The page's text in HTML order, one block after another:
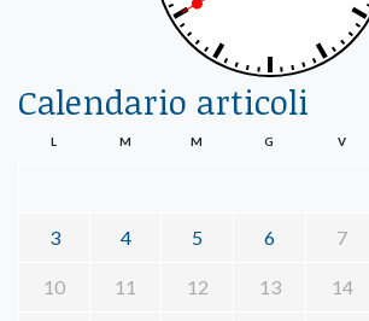
Calendario articoli
L M M G V
3 4 5 6 7
10 11 12 13 14